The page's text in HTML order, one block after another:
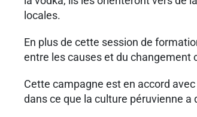
locales.
En plus de cette session de
entre les causes et du
Cette campagne est en accord
dans ce que la culture péruvienne a